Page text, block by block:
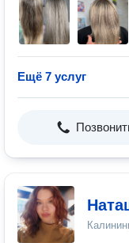
Ещё 7 услуг